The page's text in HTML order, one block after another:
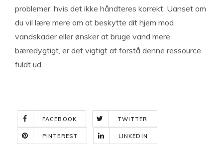
problemer, hvis det ikke håndteres korrekt. Uanset om
du vil lære mere om at beskytte dit hjem mod
vandskader eller ønsker at bruge vand mere
bæredygtigt, er det vigtigt at forstå denne ressource
fuldt ud.
FACEBOOK TWITTER
PINTEREST LINKEDIN